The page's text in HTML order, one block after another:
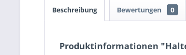
Beschreibung Bewertungen 0
Produktinformationen